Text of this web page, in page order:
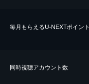
毎⽉もらえるU-NEXTポイント
同時視聴アカウント数